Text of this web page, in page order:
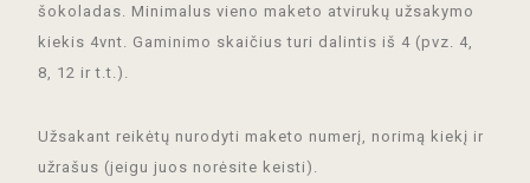
šokoladas. Minimalus vieno maketo atvirukų užsakymo
kiekis 4vnt. Gaminimo skaičius turi dalintis iš 4 (pvz. 4,
8, 12 ir t.t.).
Užsakant reikėtų nurodyti maketo numerį, norimą kiekį ir
užrašus (jeigu juos norėsite keisti).